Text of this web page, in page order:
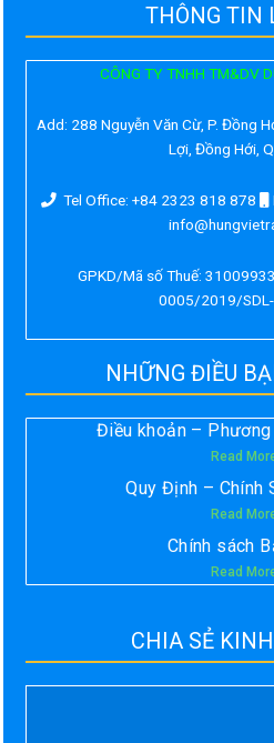
THÔNG TIN
CÔNG TY TNHH TM&DV
Add: 288 Nguyễn Văn Cừ, P. Đồng
Lợi, Đồng Hới,
Tel Office: +84 2323 818 878
GPKD/Mã số Thuế:
0005/2019/SDL-
NHỮNG ĐIỀU
Điều khoản –
Read
Quy Định – Chính
Read
Chính sách
Read
CHIA SẺ